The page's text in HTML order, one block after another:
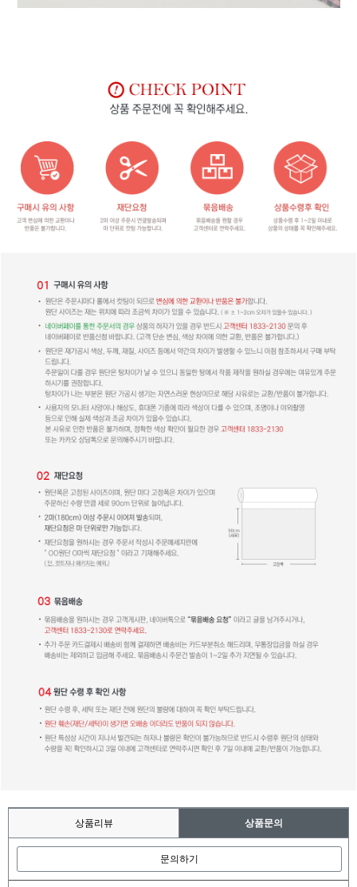
상품리뷰 상품문의
문의하기